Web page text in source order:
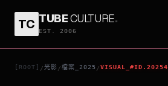
TC TUBECULTURE.
EST. 2006
[ROOT] /光影 /檔案_2025 /VISUAL_#ID.20254
我內心綻放的煙火